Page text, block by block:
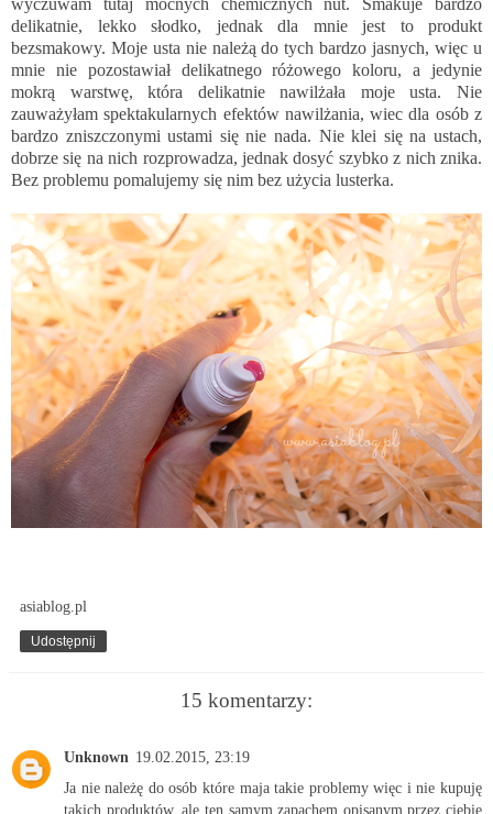
wyczuwam tutaj mocnych chemicznych nut. Smakuje bardzo
delikatnie, lekko słodko, jednak dla mnie jest to produkt
bezsmakowy. Moje usta nie należą do tych bardzo jasnych, więc u
mnie nie pozostawiał delikatnego różowego koloru, a jedynie
mokrą warstwę, która delikatnie nawilżała moje usta. Nie
zauważyłam spektakularnych efektów nawilżania, wiec dla osób z
bardzo zniszczonymi ustami się nie nada. Nie klei się na ustach,
dobrze się na nich rozprowadza, jednak dosyć szybko z nich znika.
Bez problemu pomalujemy się nim bez użycia lusterka.
asiablog.pl
Udostępnij
15 komentarzy:
Unknown 19.02.2015, 23:19
Ja nie należę do osób które maja takie problemy więc i nie kupuję
takich produktów, ale ten samym zapachem opisanym przez ciebie